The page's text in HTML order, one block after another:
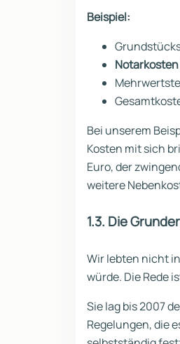
Beispiel:
Notarkosten
Bei unserem
Kosten mit sich
Euro, der
weitere
1.3. Die
Wir lebten nicht
würde. Die Rede
Sie lag bis 2007
Regelungen, die